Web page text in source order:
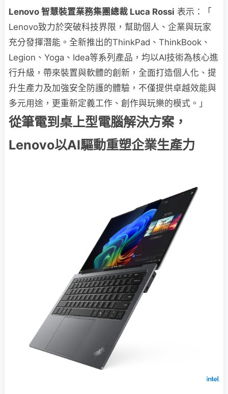
Lenovo 智慧裝置業務集團總裁 Luca Rossi 表示：「
Lenovo致力於突破科技界限，幫助個人、企業與玩家
充分發揮潛能。全新推出的ThinkPad、ThinkBook、
Legion、Yoga、Idea等系列產品，均以AI技術為核心進
行升級，帶來裝置與軟體的創新，全面打造個人化、提
升生產力及加強安全防護的體驗，不僅提供卓越效能與
多元用途，更重新定義工作、創作與玩樂的模式。」
從筆電到桌上型電腦解決方案，
Lenovo以AI驅動重塑企業生產力